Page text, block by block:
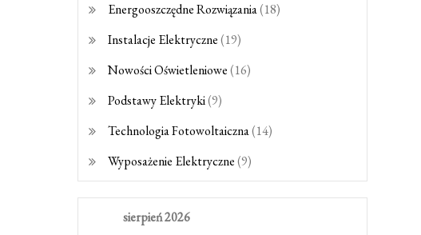
Energooszczędne Rozwiązania(18)
Instalacje Elektryczne(19)
Nowości Oświetleniowe(16)
Podstawy Elektryki(9)
Technologia Fotowoltaiczna(14)
Wyposażenie Elektryczne(9)
sierpień 2026